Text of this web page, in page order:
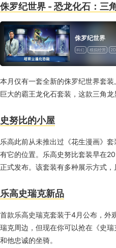
侏罗纪世界 - 恐龙化石：三
侏罗纪世界
科幻 模拟经营 2D
本月仅有一套全新的侏罗纪世界套
巨大的霸王龙化石套装，这款三角龙
史努比的小屋
乐高此前从未推出过《花生漫画》
有它的位置。乐高史努比套装早在
正式发布。该套装有多种展示方式，
乐高史瑞克新品
首款乐高史瑞克套装于4月公布，外
瑞克周边，但现在你可以抢在《史
和他忠诚的坐骑。